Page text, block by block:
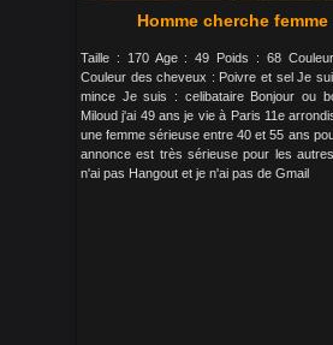
Homme cherche
Taille : 170 Age : 49 Poids : 68
Couleur des cheveux : Poivre et sel Je
mince Je suis : celibataire Bonjour ou
Miloud j'ai 49 ans je vie à Paris 11e
une femme sérieuse entre 40 et 55 ans
annonce est très sérieuse pour les
n'ai pas Hangout et je n'ai pas de Gmail